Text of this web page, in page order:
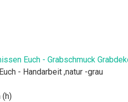
Euch - Grabschmuck
- Handarbeit ,natur -grau
(h)